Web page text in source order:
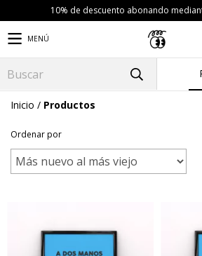
10% de descuento abonando
MENÚ
Inicio / Productos
Ordenar por